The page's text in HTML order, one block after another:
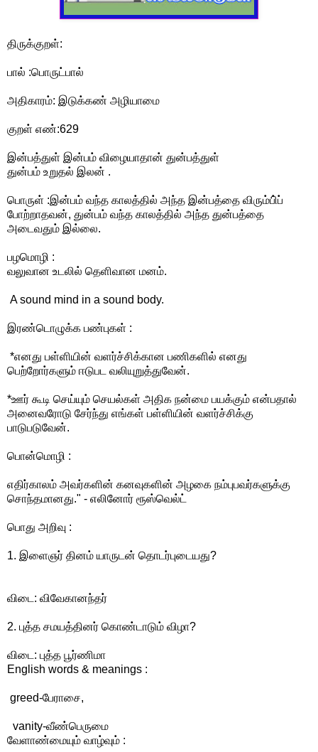
திருக்குறள்:
பால் :பொருட்பால்
அதிகாரம்: இடுக்கண் அழியாமை
குறள் எண்:629
இன்பத்துள் இன்பம் விழையாதான் துன்பத்துள்
துன்பம் உறுதல் இலன் .
பொருள் :இன்பம் வந்த காலத்தில் அந்த இன்பத்தை விரும்பி்ப்
போற்றாதவன், துன்பம் வந்த காலத்தில் அந்த துன்பத்தை
அடைவதும் இல்லை.
பழமொழி :
வலுவான உடலில் தெளிவான மனம்.
A sound mind in a sound body.
இரண்டொழுக்க பண்புகள் :
*எனது பள்ளியின் வளர்ச்சிக்கான பணிகளில் எனது
பெற்றோர்களும் ஈடுபட வலியுறுத்துவேன்.
*ஊர் கூடி செய்யும் செயல்கள் அதிக நன்மை பயக்கும் என்பதால்
அனைவரோடு சேர்ந்து எங்கள் பள்ளியின் வளர்ச்சிக்கு
பாடுபடுவேன்.
பொன்மொழி :
எதிர்காலம் அவர்களின் கனவுகளின் அழகை நம்புபவர்களுக்கு
சொந்தமானது." - எலினோர் ரூஸ்வெல்ட்
பொது அறிவு :
1. இளைஞர் தினம் யாருடன் தொடர்புடையது?
விடை: விவேகானந்தர்
2. புத்த சமயத்தினர் கொண்டாடும் விழா?
விடை: புத்த பூர்ணிமா
English words & meanings :
greed-பேராசை,
vanity-வீண்பெருமை
வேளாண்மையும் வாழ்வும் :